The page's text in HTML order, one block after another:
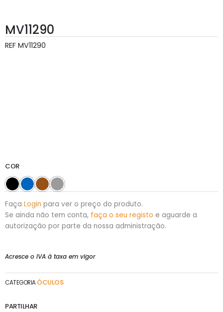
MV11290
REF MV11290
COR
Faça Login para ver o preço do produto.
Se ainda não tem conta, faça o seu registo e aguarde a
autorização por parte da nossa administração.
Acresce o IVA à taxa em vigor
CATEGORIA ÓCULOS
PARTILHAR